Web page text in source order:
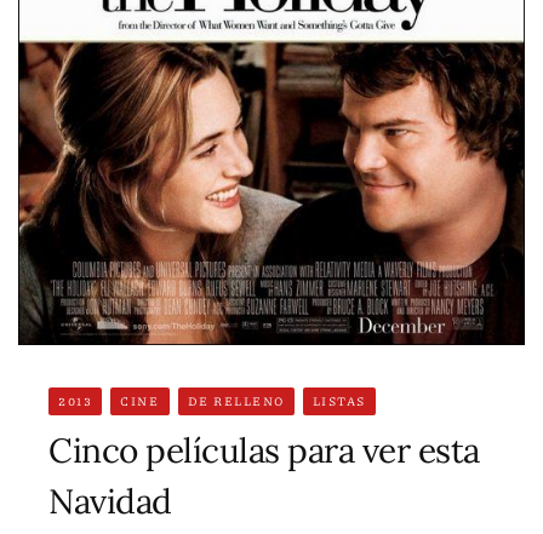
2013 CINE DE RELLENO LISTAS
Cinco películas para ver esta
Navidad